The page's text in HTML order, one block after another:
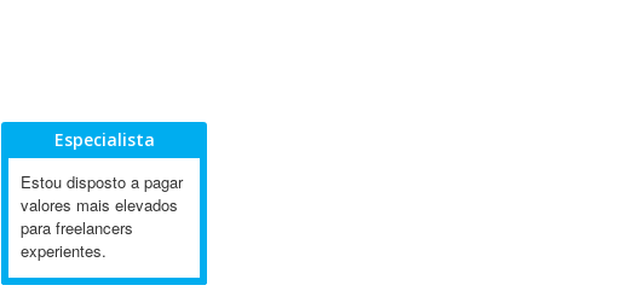
Especialista
Estou disposto a pagar
valores mais elevados
para freelancers
experientes.